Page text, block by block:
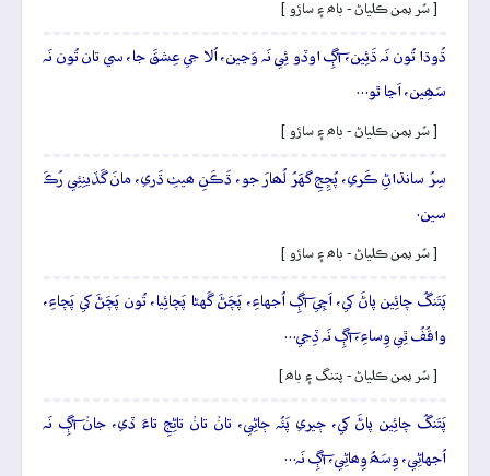
[ سُر يمن ڪلياڻ - باھ ۽ ساڙو ]
ڌُوڌا تُون نَہ ڌَئِين، آڳِ اوڏو ئِي نَہ وَڃين، اُلا جي عِشقَ جا، سي تان تُون نَہ
سَھِين، اَڃا ٿو…
[ سُر يمن ڪلياڻ - باھ ۽ ساڙو ]
سِرُ سانڌاڻِ ڪَري، پُڇِجِ گهَرُ لُھارَ جو، ڌَڪَنِ ھيٺِ ڌَري، مانَ گَڏينِئِي رُڪَ
سين.
[ سُر يمن ڪلياڻ - باھ ۽ ساڙو ]
پَتَنگُ چائِين پاڻَ کي، اَچِي آڳِ اُجهاءِ، پَچَڻَ گَهڻا پَچائِيا، تُون پَچَڻَ کي پَچاءِ،
واقُفُ ٿِي وِساءِ، آڳِ نَہ ڏِجي…
[ سُر يمن ڪلياڻ - پتنگ ۽ باھ ]
پَتَنگُ چائِين پاڻَ کي، ڄيري پَئُہ ڄاڻِي، تانۡ تانۡ تاڻِجِ تاءَ ڏي، جانۡ آڳِ نَہ
اُجهاڻِي، وِسَھُ وِھاڻِي، آڳِ نَہ…